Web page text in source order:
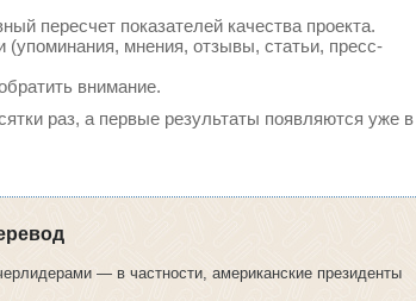
пересчет показателей качества проекта.
мнения, отзывы, статьи, пресс-
внимание.
раз, а первые результаты появляются уже в
— в частности, американские президенты